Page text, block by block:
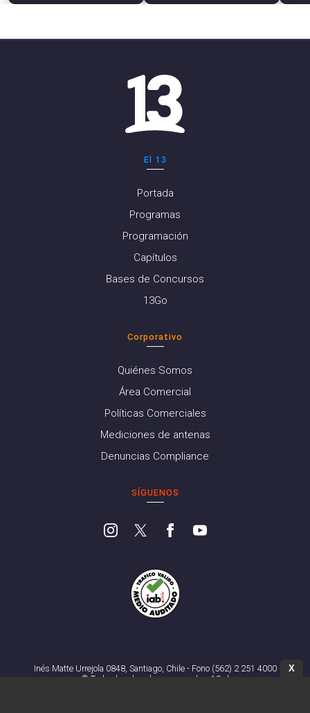
El 13
Portada
Programas
Programación
Capítulos
Bases de Concursos
13Go
Corporativo
Quiénes Somos
Área Comercial
Políticas Comerciales
Mediciones de antenas
Denuncias Compliance
SÍGUENOS
Inés Matte Urrejola 0848, Santiago, Chile - Fono (562) 2 251 4000
© Todos los derechos reservados. 13.cl
X